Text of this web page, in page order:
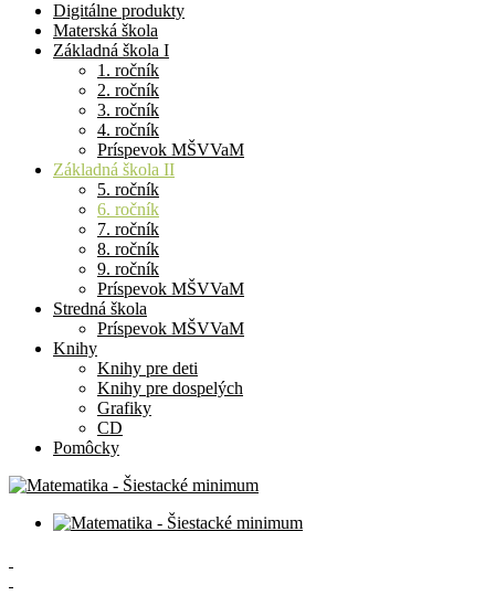
Digitálne produkty
Materská škola
Základná škola I
1. ročník
2. ročník
3. ročník
4. ročník
Príspevok MŠVVaM
Základná škola II
5. ročník
6. ročník
7. ročník
8. ročník
9. ročník
Príspevok MŠVVaM
Stredná škola
Príspevok MŠVVaM
Knihy
Knihy pre deti
Knihy pre dospelých
Grafiky
CD
Pomôcky